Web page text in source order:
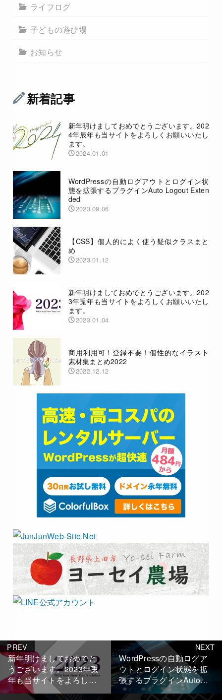
ライフログ
子どもの遊び場
お知らせ
新着記事
新年明けましておめでとうございます。202
4年辰年も当サイトをよろしくお願いいたし
ます。
2024.01.01
WordPressの自動ログアウトとログイン状
態を拡張するプラグインAuto Logout Exten
ded
2023.09.06
【CSS】個人的によく使う疑似クラスまと
め
2023.01.12
新年明けましておめでとうございます。202
3年兎年も当サイトをよろしくお願いいたし
ます。
2023.01.04
商用利用可！登録不要！個性的なイラスト
素材集まとめ2022
2022.12.12
PREV
新年明けましておめでと
うございます。2023年兎
年も当サイトをよろしく
お願いいたします。
NEXT
WordPressの自動ログア
ウトとログイン状態を拡
張するプラグインAuto
Logout Extended